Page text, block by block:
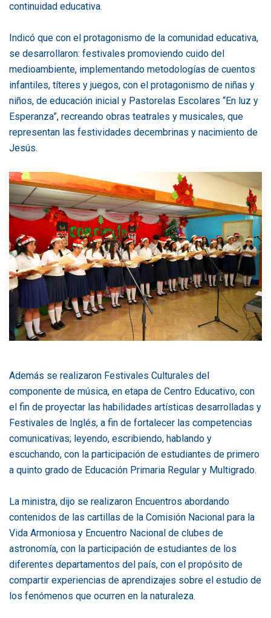
continuidad educativa.
Indicó que con el protagonismo de la comunidad educativa,
se desarrollaron: festivales promoviendo cuido del
medioambiente, implementando metodologías de cuentos
infantiles, títeres y juegos, con el protagonismo de niñas y
niños, de educación inicial y Pastorelas Escolares “En luz y
Esperanza”, recreando obras teatrales y musicales, que
representan las festividades decembrinas y nacimiento de
Jesús.
Además se realizaron Festivales Culturales del
componente de música, en etapa de Centro Educativo, con
el fin de proyectar las habilidades artísticas desarrolladas y
Festivales de Inglés, a fin de fortalecer las competencias
comunicativas; leyendo, escribiendo, hablando y
escuchando, con la participación de estudiantes de primero
a quinto grado de Educación Primaria Regular y Multigrado.
La ministra, dijo se realizaron Encuentros abordando
contenidos de las cartillas de la Comisión Nacional para la
Vida Armoniosa y Encuentro Nacional de clubes de
astronomía, con la participación de estudiantes de los
diferentes departamentos del país, con el propósito de
compartir experiencias de aprendizajes sobre el estudio de
los fenómenos que ocurren en la naturaleza.